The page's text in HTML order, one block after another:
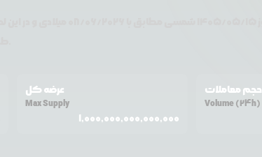
عرضه کل
Max Supply
1,000,000,000,000,000
حجم معاملات
Volume (24h)